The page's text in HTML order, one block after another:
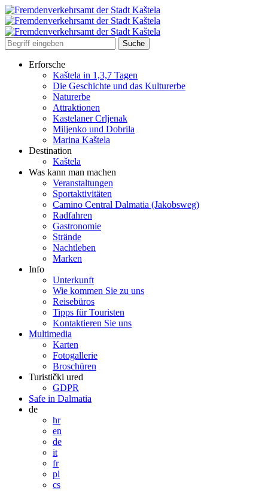
Erforsche
Kaštela in 1,3,7 Tagen
Die Geschichte und das Kulturerbe
Naturerbe
Attraktionen
Kastelaner Crljenak
Miljenko und Dobrila
Marina Kaštela
Destination
Kaštela
Was kann man machen
Veranstaltungen
Sportaktivitäten
Camino Central Dalmatia (Jakobsweg)
Radfahren
Gastronomie
Strände
Nachtleben
Marken
Info
Unterkunft
Wie kommen Sie zu uns
Reisebüros
Tipps für Touristen
Kontaktieren Sie uns
Multimedia
Karten
Fotogallerie
Broschüren
Turistički ured
GDPR
Safe in Dalmatia
de
hr
en
de
it
fr
pl
cs